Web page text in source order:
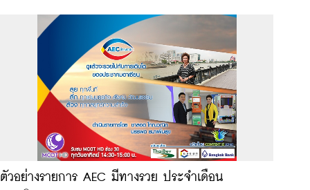
ตัวอย่างรายการ AEC มีทางรวย ประจำเดือน